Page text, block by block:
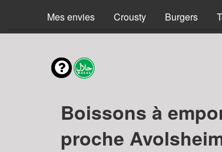
Mes envies Crousty Burgers
Boissons à
proche